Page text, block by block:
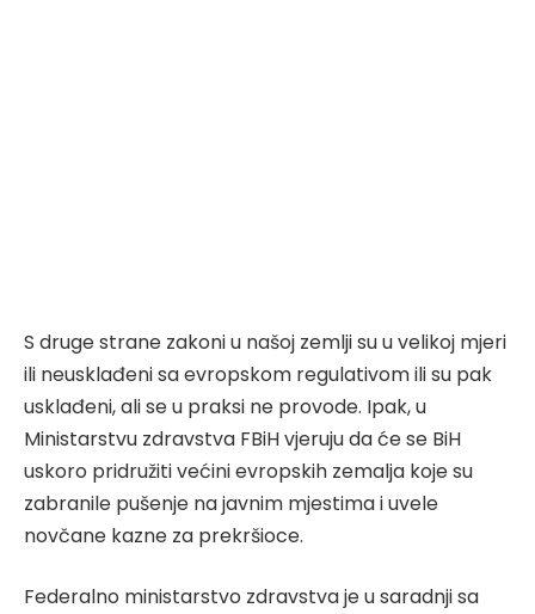
S druge strane zakoni u našoj zemlji su u velikoj mjeri
ili neusklađeni sa evropskom regulativom ili su pak
usklađeni, ali se u praksi ne provode. Ipak, u
Ministarstvu zdravstva FBiH vjeruju da će se BiH
uskoro pridružiti većini evropskih zemalja koje su
zabranile pušenje na javnim mjestima i uvele
novčane kazne za prekršioce.
Federalno ministarstvo zdravstva je u saradnji sa